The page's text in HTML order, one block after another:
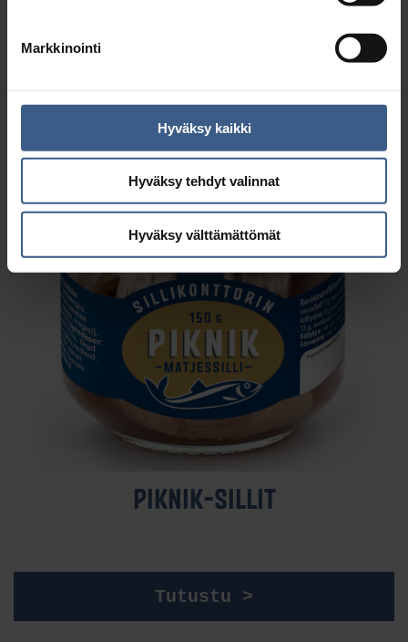
Markkinointi
Hyväksy kaikki
Hyväksy tehdyt valinnat
Hyväksy välttämättömät
PIK­NIK-SIL­LIT
Tutustu >